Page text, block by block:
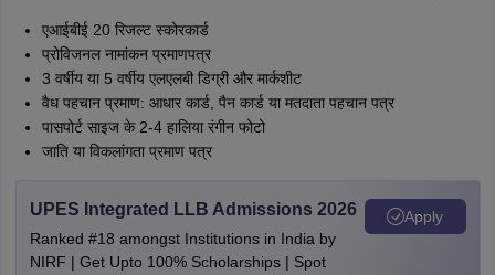
एआईबीई 20 रिजल्ट स्कोरकार्ड
प्रोविजनल नामांकन प्रमाणपत्र
3 वर्षीय या 5 वर्षीय एलएलबी डिग्री और मार्कशीट
वैध पहचान प्रमाण: आधार कार्ड, पैन कार्ड या मतदाता पहचान पत्र
पासपोर्ट साइज के 2-4 हालिया रंगीन फोटो
जाति या विकलांगता प्रमाण पत्र
UPES Integrated LLB Admissions 2026
Ranked #18 amongst Institutions in India by
NIRF | Get Upto 100% Scholarships | Spot
Apply